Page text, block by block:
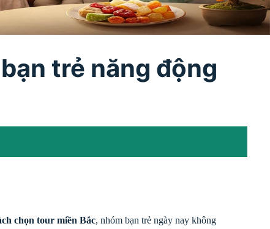
trẻ năng động
chọn tour miền Bắc, nhóm bạn trẻ ngày nay không